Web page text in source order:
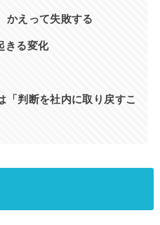
かえって失敗する
きる変化
「判断を社内に取り戻すこ